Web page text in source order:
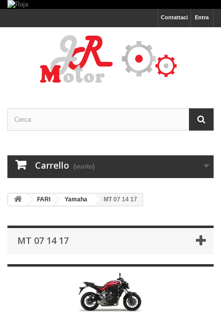
Entra
Contattaci
Carrello (vuoto)
FARI Yamaha MT 07 14 17
MT 07 14 17